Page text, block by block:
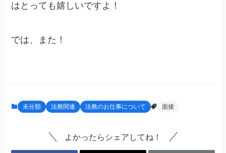
はとっても嬉しいですよ！
では、また！
未分類 法務関連 法務のお仕事について 面接
よかったらシェアしてね！